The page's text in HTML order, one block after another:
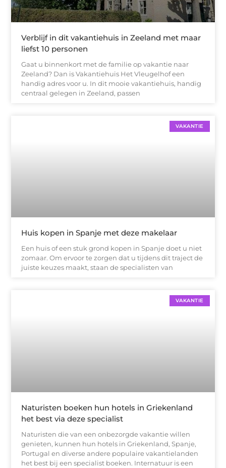
Verblijf in dit vakantiehuis in Zeeland met maar
liefst 10 personen
Gaat u binnenkort met de familie op vakantie naar
Zeeland? Dan is Vakantiehuis Het Vleugelhof een
handig adres voor u. In dit mooie vakantiehuis, handig
centraal gelegen in Zeeland, passen
VAKANTIE
Huis kopen in Spanje met deze makelaar
Een huis of een stuk grond kopen in Spanje doet u niet
zomaar. Om ervoor te zorgen dat u tijdens dit traject de
juiste keuzes maakt, staan de specialisten van
VAKANTIE
Naturisten boeken hun hotels in Griekenland
het best via deze specialist
Naturisten die van een onbezorgde vakantie willen
genieten, kunnen hun hotels in Griekenland, Spanje,
Portugal en diverse andere populaire vakantielanden
het best bij een specialist boeken. Internatuur is een